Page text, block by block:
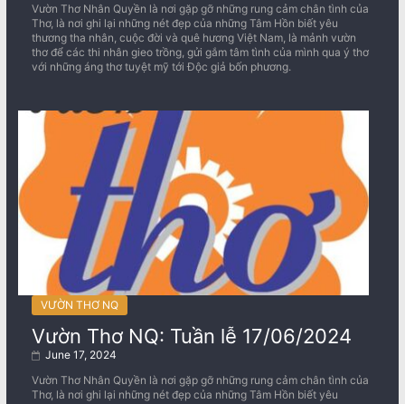
Vườn Thơ Nhân Quyền là nơi gặp gỡ những rung cảm chân tình của
Thơ, là nơi ghi lại những nét đẹp của những Tâm Hồn biết yêu
thương tha nhân, cuộc đời và quê hương Việt Nam, là mảnh vườn
thơ để các thi nhân gieo trồng, gửi gắm tâm tình của mình qua ý thơ
với những áng thơ tuyệt mỹ tới Độc giả bốn phương.
VƯỜN THƠ NQ
Vườn Thơ NQ: Tuần lễ 17/06/2024
June 17, 2024
Vườn Thơ Nhân Quyền là nơi gặp gỡ những rung cảm chân tình của
Thơ, là nơi ghi lại những nét đẹp của những Tâm Hồn biết yêu